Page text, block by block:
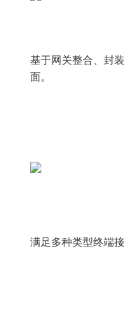
基于网关整合、封
面。
满足多种类型终端